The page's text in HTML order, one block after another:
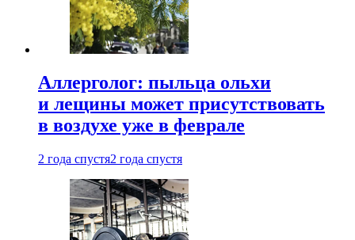
Аллерголог: пыльца ольхи
и лещины может присутствовать
в воздухе уже в феврале
2 года спустя2 года спустя